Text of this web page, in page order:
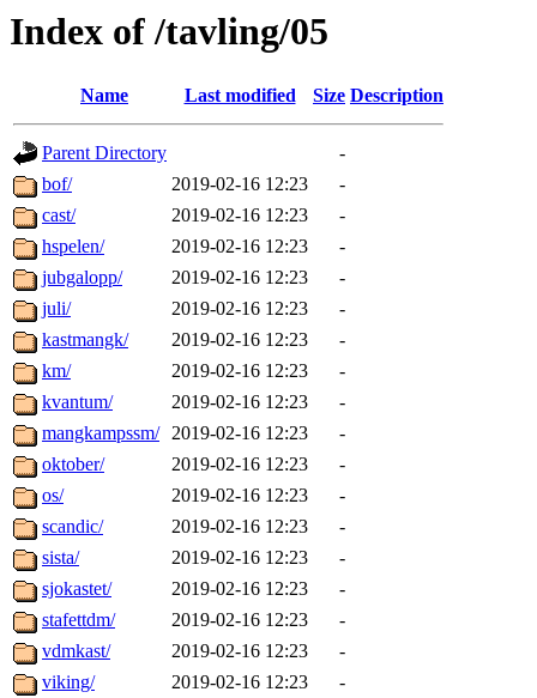
Index of /tavling/05
Name Last modified Size Description
Parent Directory
-
bof/
2019-02-16 12:23
-
cast/
2019-02-16 12:23
-
hspelen/
2019-02-16 12:23
-
jubgalopp/
2019-02-16 12:23
-
juli/
2019-02-16 12:23
-
kastmangk/
2019-02-16 12:23
-
km/
2019-02-16 12:23
-
kvantum/
2019-02-16 12:23
-
mangkampssm/ 2019-02-16 12:23
-
oktober/
2019-02-16 12:23
-
os/
2019-02-16 12:23
-
scandic/
2019-02-16 12:23
-
sista/
2019-02-16 12:23
-
sjokastet/
2019-02-16 12:23
-
stafettdm/
2019-02-16 12:23
-
vdmkast/
2019-02-16 12:23
-
viking/
2019-02-16 12:23
-